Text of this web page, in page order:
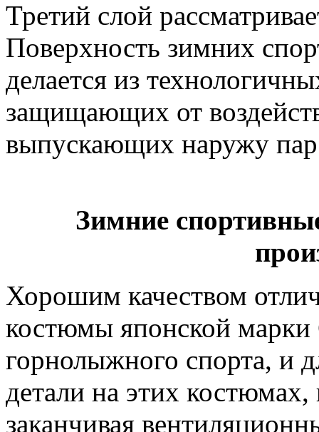
Третий слой
Поверхность зимних
делается из
защищающих от
выпускающих наружу
Зимние
Хорошим качеством
костюмы японской
горнолыжного спорта, и
детали на этих
заканчивая